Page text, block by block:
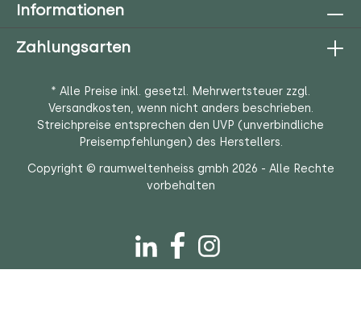
Informationen
Zahlungsarten
* Alle Preise inkl. gesetzl. Mehrwertsteuer zzgl.
Versandkosten, wenn nicht anders beschrieben.
Streichpreise entsprechen den UVP (unverbindliche
Preisempfehlungen) des Herstellers.
Copyright © raumweltenheiss gmbh 2026 - Alle Rechte
vorbehalten